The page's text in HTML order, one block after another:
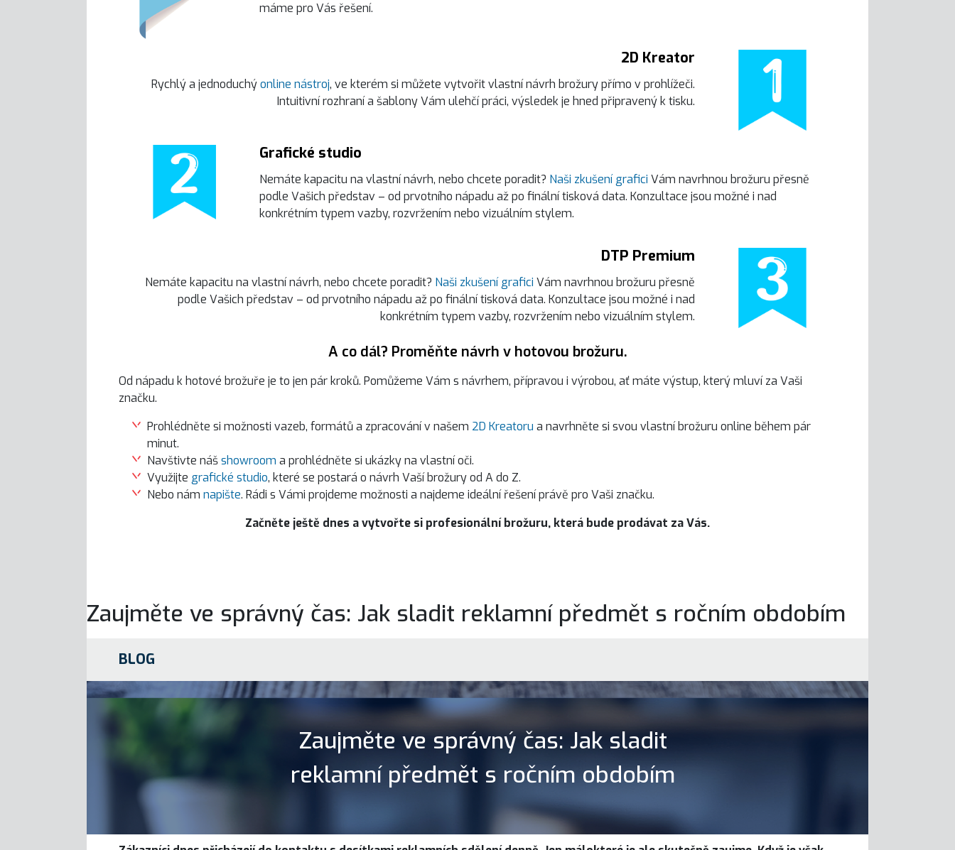
máme pro Vás řešení.
2D Kreator
Rychlý a jednoduchýonline nástroj, ve kterém si můžete vytvořit vlastní návrh brožury přímo v prohlížeči.
Intuitivní rozhraní a šablony Vám ulehčí práci, výsledek je hned připravený k tisku.
Grafické studio
Nemáte kapacitu na vlastní návrh, nebo chcete poradit? Naši zkušení grafici Vám navrhnou brožuru přesně
podle Vašich představ – od prvotního nápadu až po finální tisková data. Konzultace jsou možné i nad
konkrétním typem vazby, rozvržením nebo vizuálním stylem.
DTP Premium
Nemáte kapacitu na vlastní návrh, nebo chcete poradit? Naši zkušení grafici Vám navrhnou brožuru přesně
podle Vašich představ – od prvotního nápadu až po finální tisková data. Konzultace jsou možné i nad
konkrétním typem vazby, rozvržením nebo vizuálním stylem.
A co dál? Proměňte návrh v hotovou brožuru.
Od nápadu k hotové brožuře je to jen pár kroků. Pomůžeme Vám s návrhem, přípravou i výrobou, ať máte výstup, který mluví za Vaši
značku.
Prohlédněte si možnosti vazeb, formátů a zpracování v našem 2D Kreatoru a navrhněte si svou vlastní brožuru online během pár
minut.
Navštivte nášshowroom a prohlédněte si ukázky na vlastní oči.
Využijte grafické studio, které se postará o návrh Vaší brožury od A do Z.
Nebo nám napište. Rádi s Vámi projdeme možnosti a najdeme ideální řešení právě pro Vaši značku.
Začněte ještě dnes a vytvořte si profesionální brožuru, která bude prodávat za Vás.
Zaujměte ve správný čas: Jak sladit reklamní předmět s ročním obdobím
BLOG
Zaujměte ve správný čas: Jak sladit
reklamní předmět s ročním obdobím